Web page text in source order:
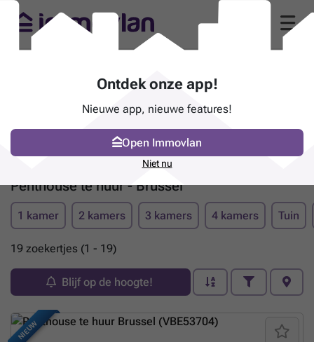
Penthouse te huur - Brussel
1 kamer 2 kamers 3 kamers 4 kamers Tuin
19 zoekertjes (1 - 19)
Blijf op de hoogte!
NIEUW
Ontdek onze app!
Nieuwe app, nieuwe features!
Open Immovlan
Niet nu